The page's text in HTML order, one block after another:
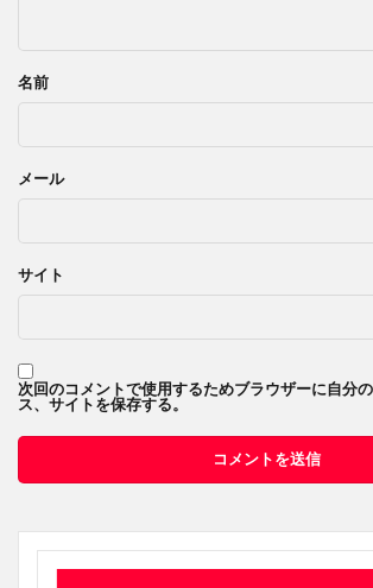
名前
メール
サイト
次回のコメントで使用するためブラウザーに自分
ス、サイトを保存する。